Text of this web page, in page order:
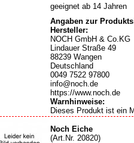
geeignet ab 14 Jahren
Angaben zur
Hersteller:
NOCH GmbH & Co.KG
Lindauer Straße 49
88239 Wangen
Deutschland
0049 7522 97800
info@noch.de
https://www.noch.de
Warnhinweise:
Dieses Produkt ist ein
Noch Eiche
(Art.Nr. 20820)